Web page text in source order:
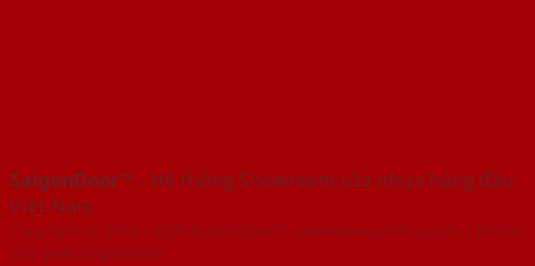
SaigonDoor™ - Hệ thống Showroom cửa nhựa hàng đầu
Việt Nam
Copyright ⓒ 2016 – 2026 SaigonDoor™ - www.bancuanhua.com | Đơn vị
chủ quản SaigonDoor